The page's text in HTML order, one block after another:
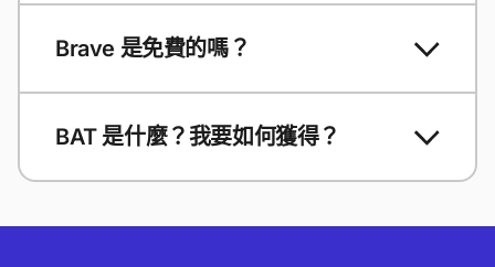
Brave 是免費的嗎？
BAT 是什麼？我要如何獲得？